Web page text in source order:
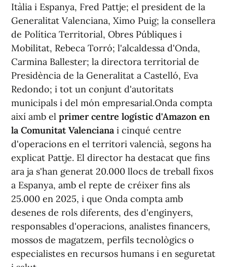
Itàlia i Espanya, Fred Pattje; el president de la
Generalitat Valenciana, Ximo Puig; la consellera
de Política Territorial, Obres Públiques i
Mobilitat, Rebeca Torró; l'alcaldessa d'Onda,
Carmina Ballester; la directora territorial de
Presidència de la Generalitat a Castelló, Eva
Redondo; i tot un conjunt d'autoritats
municipals i del món empresarial.Onda compta
així amb el primer centre logístic d'Amazon en
la Comunitat Valenciana i cinqué centre
d'operacions en el territori valencià, segons ha
explicat Pattje. El director ha destacat que fins
ara ja s'han generat 20.000 llocs de treball fixos
a Espanya, amb el repte de créixer fins als
25.000 en 2025, i que Onda compta amb
desenes de rols diferents, des d'enginyers,
responsables d'operacions, analistes financers,
mossos de magatzem, perfils tecnològics o
especialistes en recursos humans i en seguretat